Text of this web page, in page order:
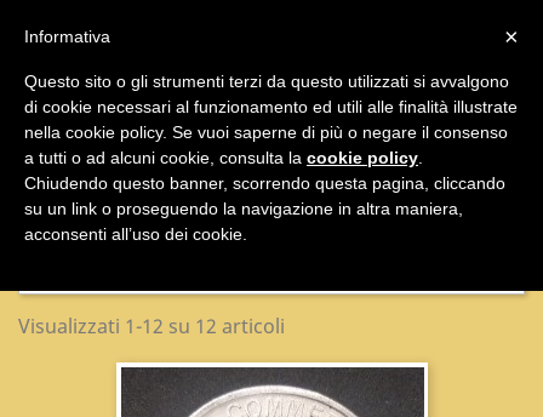


Monete
Visualizzati 1-12 su 12 articoli
×
Informativa
Questo sito o gli strumenti terzi da questo utilizzati si avvalgono
di cookie necessari al funzionamento ed utili alle finalità illustrate
nella cookie policy. Se vuoi saperne di più o negare il consenso
a tutti o ad alcuni cookie, consulta la cookie policy
Chiudendo questo banner, scorrendo questa pagina, cliccando
su un link o proseguendo la navigazione in altra maniera,
acconsenti all’uso dei cookie.